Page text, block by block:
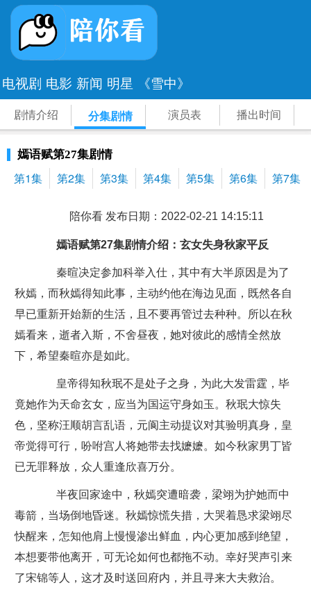
电视剧 电影 新闻 明星 《雪中》
剧情介绍 分集剧情 演员表 播出时间
嫣语赋第27集剧情
第1集 第2集 第3集 第4集 第5集 第6集 第7集
陪你看 发布日期：2022-02-21 14:15:11
嫣语赋第27集剧情介绍：玄女失身秋家平反
秦暄决定参加科举入仕，其中有大半原因是为了
秋嫣，而秋嫣得知此事，主动约他在海边见面，既然各自
早已重新开始新的生活，且不要再管过去种种。所以在秋
嫣看来，逝者入斯，不舍昼夜，她对彼此的感情全然放
下，希望秦暄亦是如此。
皇帝得知秋珉不是处子之身，为此大发雷霆，毕
竟她作为天命玄女，应当为国运守身如玉。秋珉大惊失
色，坚称汪顺胡言乱语，元阆主动提议对其验明真身，皇
帝觉得可行，吩咐宫人将她带去找嬷嬷。如今秋家男丁皆
已无罪释放，众人重逢欣喜万分。
半夜回家途中，秋嫣突遭暗袭，梁翊为护她而中
毒箭，当场倒地昏迷。秋嫣惊慌失措，大哭着恳求梁翊尽
快醒来，怎知他肩上慢慢渗出鲜血，内心更加感到绝望，
本想要带他离开，可无论如何也都拖不动。幸好哭声引来
了宋锦等人，这才及时送回府内，并且寻来大夫救治。